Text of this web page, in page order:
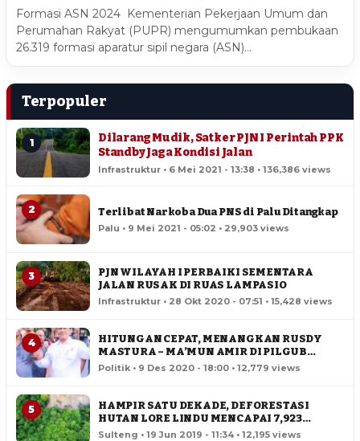
Formasi ASN 2024 Kementerian Pekerjaan Umum dan
Perumahan Rakyat (PUPR) mengumumkan pembukaan
26.319 formasi aparatur sipil negara (ASN)…
Terpopuler
1
Dilarang Mudik, Satker PJN I Perintah PPK
Standby Jaga Kondisi Jalan
Infrastruktur • 6 Mei 2021 - 13:38 • 136,386 views
2 Terlibat Narkoba Dua PNS di Palu Ditangkap
Palu • 9 Mei 2021 - 05:02 • 29,903 views
3
PJN WILAYAH I PERBAIKI SEMENTARA
JALAN RUSAK DI RUAS LAMPASIO
Infrastruktur • 28 Okt 2020 - 07:51 • 15,428 views
4
HITUNGAN CEPAT, MENANGKAN RUSDY
MASTURA – MA’MUN AMIR DI PILGUB
SULTENG
Politik • 9 Des 2020 - 18:00 • 12,779 views
5
HAMPIR SATU DEKADE, DEFORESTASI
HUTAN LORE LINDU MENCAPAI 7,923
HEKTAR
Sulteng • 19 Jun 2019 - 11:34 • 12,195 views